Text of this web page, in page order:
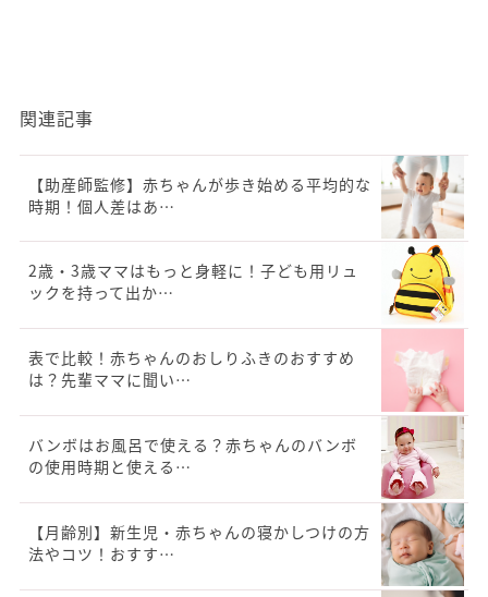
関連記事
【助産師監修】赤ちゃんが歩き始める平均的な
時期！個人差はあ…
2歳・3歳ママはもっと身軽に！子ども用リュ
ックを持って出か…
表で比較！赤ちゃんのおしりふきのおすすめ
は？先輩ママに聞い…
バンボはお風呂で使える？赤ちゃんのバンボ
の使用時期と使える…
【月齢別】新生児・赤ちゃんの寝かしつけの方
法やコツ！おすす…